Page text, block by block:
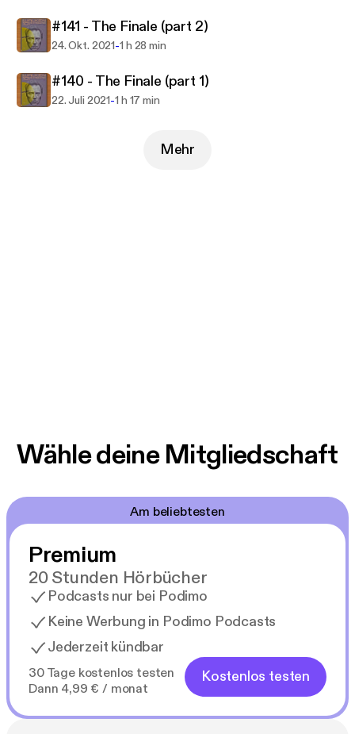
#141 - The Finale (part 2)
24. Okt. 2021-1 h 28 min
#140 - The Finale (part 1)
22. Juli 2021-1 h 17 min
Mehr
Wähle deine Mitgliedschaft
Am beliebtesten
Premium
20 Stunden Hörbücher
Podcasts nur bei Podimo
Keine Werbung in Podimo Podcasts
Jederzeit kündbar
30 Tage kostenlos testen
Dann 4,99 € / monat
Kostenlos testen